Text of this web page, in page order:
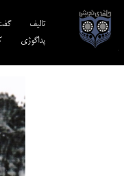
تالیف‎‌
پداگوژی